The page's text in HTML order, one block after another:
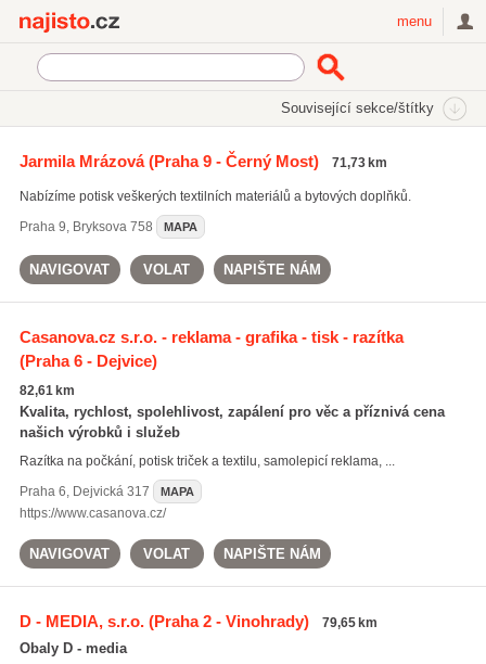
menu
Související sekce/štítky
kopírování DVD(30)
kopírování CD(29)
Všechny související štítky
Jarmila Mrázová(Praha 9 - Černý Most) 71,73 km
Nabízíme potisk veškerých textilních materiálů a bytových doplňků.
Praha 9, Bryksova 758 MAPA
NAVIGOVAT VOLAT NAPIŠTE NÁM
Casanova.cz s.r.o. - reklama - grafika - tisk - razítka
(Praha 6 - Dejvice)
82,61 km
Kvalita, rychlost, spolehlivost, zapálení pro věc a příznivá cena
našich výrobků i služeb
Razítka na počkání, potisk triček a textilu, samolepicí reklama, ...
Praha 6, Dejvická 317 MAPA
https://www.casanova.cz/
NAVIGOVAT VOLAT NAPIŠTE NÁM
D - MEDIA, s.r.o.(Praha 2 - Vinohrady) 79,65 km
Obaly D - media